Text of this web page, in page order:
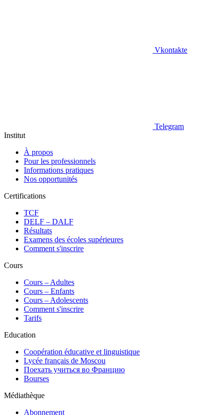
Vkontakte
Telegram
Institut
À propos
Pour les professionnels
Informations pratiques
Nos opportunités
Certifications
TCF
DELF – DALF
Résultats
Examens des écoles supérieures
Comment s'inscrire
Cours
Сours – Adultes
Cours – Enfants
Cours – Adolescents
Comment s'inscrire
Tarifs
Education
Coopération éducative et linguistique
Lycée français de Moscou
Поехать учиться во Францию
Bourses
Médiathèque
Abonnement